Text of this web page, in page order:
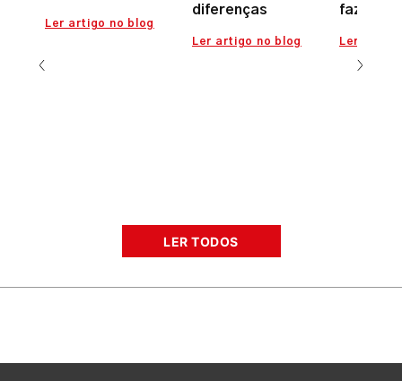
Ler artigo no blog
diferenças
Ler artigo no blog
fazer a
Ler artigo
LER TODOS